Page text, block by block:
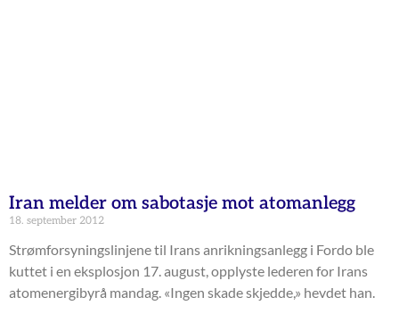
Iran melder om sabotasje mot atomanlegg
18. september 2012
Strømforsyningslinjene til Irans anrikningsanlegg i Fordo ble
kuttet i en eksplosjon 17. august, opplyste lederen for Irans
atomenergibyrå mandag. «Ingen skade skjedde,» hevdet han.